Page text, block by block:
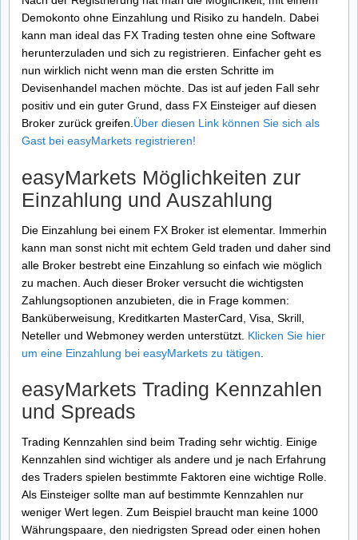
Demokonto ohne Einzahlung und Risiko zu handeln. Dabei
kann man ideal das FX Trading testen ohne eine Software
herunterzuladen und sich zu registrieren. Einfacher geht es
nun wirklich nicht wenn man die ersten Schritte im
Devisenhandel machen möchte. Das ist auf jeden Fall sehr
positiv und ein guter Grund, dass FX Einsteiger auf diesen
Broker zurück greifen. Über diesen Link können Sie sich als
Gast bei easyMarkets registrieren!
easyMarkets Möglichkeiten zur
Einzahlung und Auszahlung
Die Einzahlung bei einem FX Broker ist elementar. Immerhin
kann man sonst nicht mit echtem Geld traden und daher sind
alle Broker bestrebt eine Einzahlung so einfach wie möglich
zu machen. Auch dieser Broker versucht die wichtigsten
Zahlungsoptionen anzubieten, die in Frage kommen:
Banküberweisung, Kreditkarten MasterCard, Visa, Skrill,
Neteller und Webmoney werden unterstützt. Klicken Sie hier
um eine Einzahlung bei easyMarkets zu tätigen
easyMarkets Trading Kennzahlen
und Spreads
Trading Kennzahlen sind beim Trading sehr wichtig. Einige
Kennzahlen sind wichtiger als andere und je nach Erfahrung
des Traders spielen bestimmte Faktoren eine wichtige Rolle.
Als Einsteiger sollte man auf bestimmte Kennzahlen nur
weniger Wert legen. Zum Beispiel braucht man keine 1000
Währungspaare, den niedrigsten Spread oder einen hohen